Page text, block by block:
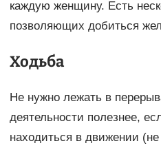
каждую женщину. Есть
позволяющих добиться
Ходьба
Не нужно лежать в
деятельности полезнее,
находиться в движении